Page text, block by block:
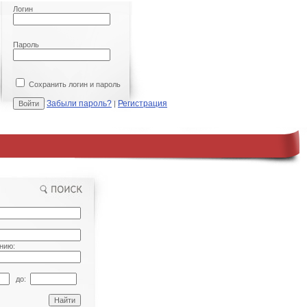
Логин
Пароль
Сохранить логин и пароль
Забыли пароль? | Регистрация
до: